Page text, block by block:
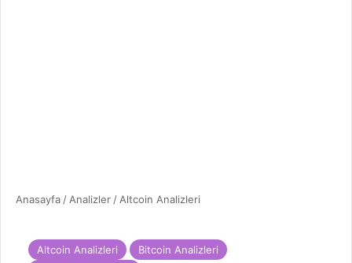
Anasayfa / Analizler / Altcoin Analizleri
Altcoin Analizleri
Bitcoin Analizleri